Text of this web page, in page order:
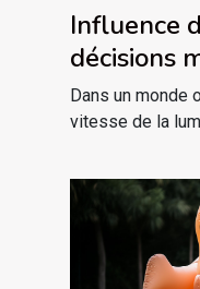
Influence
décisions
temps réel
Dans un monde
vitesse de la